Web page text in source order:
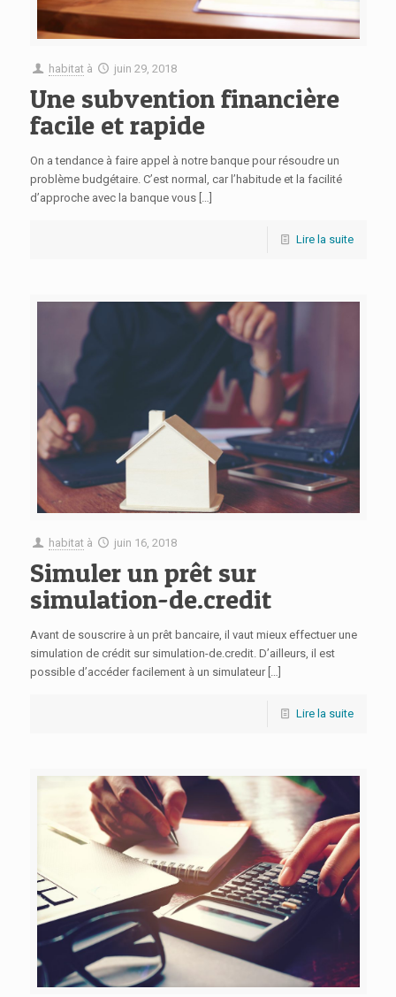
habitat à juin 29, 2018
Une subvention financière
facile et rapide
On a tendance à faire appel à notre banque pour résoudre un
problème budgétaire. C’est normal, car l’habitude et la facilité
d’approche avec la banque vous[…]
Lire la suite
habitat à juin 16, 2018
Simuler un prêt sur
simulation-de.credit
Avant de souscrire à un prêt bancaire, il vaut mieux effectuer une
simulation de crédit sur simulation-de.credit. D’ailleurs, il est
possible d’accéder facilement à un simulateur[…]
Lire la suite